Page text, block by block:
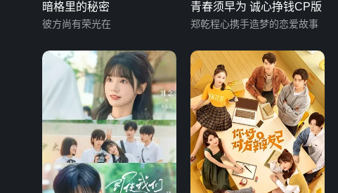
暗格里的秘密
彼方尚有荣光在
青春须早为 诚心挣钱CP版
郑乾程心携手造梦的恋爱故事